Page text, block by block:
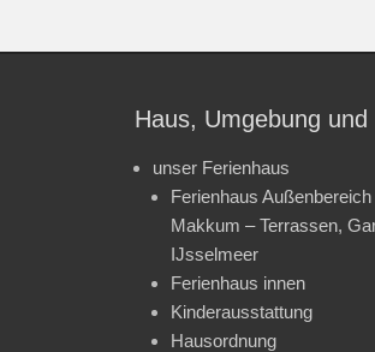
Haus, Umgebung und
unser Ferienhaus
Ferienhaus Außenbereich
Makkum – Terrassen,
IJsselmeer
Ferienhaus innen
Kinderausstattung
Hausordnung